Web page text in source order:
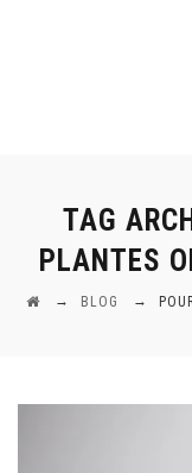
TAG
PLANTES
→ BLOG →